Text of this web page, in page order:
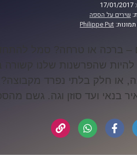
שירים על הספה
Philippe Put
– ברכה או טרחה? סמל
להיות שהפרשנות שלנו קשורה
או חלק בלתי נפרד מקבוצה ?
בנאי ועד סוזן וגה. גשם